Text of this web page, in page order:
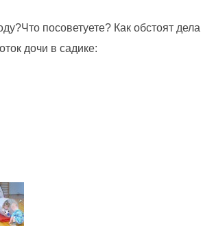
посоветуете? Как обстоят дела
дочи в садике: